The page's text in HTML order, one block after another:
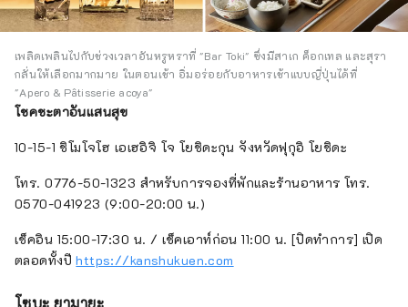
เพลิดเพลินไปกับช่วงเวลาอันหรูหราที่ "Bar Toki" ซึ่งมีสาเก ค็อกเทล และสุรา
กลั่นให้เลือกมากมาย ในตอนเช้า อิ่มอร่อยกับอาหารเช้าแบบญี่ปุ่นได้ที่
"Apero & Pâtisserie acoya"
โชคชะตาอันแสนสุข
10-15-1 ชิโมโจโฮ เอเฮอิจิ โจ โยชิดะกุน จังหวัดฟุกุอิ โยชิดะ
โทร. 0776-50-1323 สำหรับการจองที่พักและร้านอาหาร โทร.
0570-041923 (9:00-20:00 น.)
เช็คอิน 15:00-17:30 น. / เช็คเอาท์ก่อน 11:00 น. [ปิดทำการ] เปิด
ตลอดทั้งปีhttps://kanshukuen.com
โซบะ ยามายะ